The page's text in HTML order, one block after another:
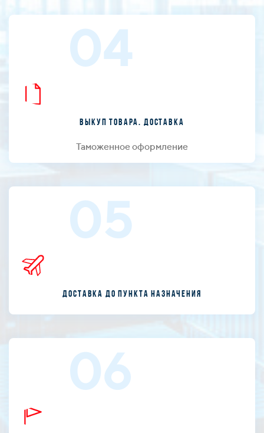
04
Выкуп товара. Доставка
Таможенное оформление
05
Доставка до пункта назначения
06